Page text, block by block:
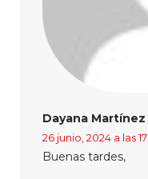
Dayana Martínez
26 junio, 2024 a las
Buenas tardes,